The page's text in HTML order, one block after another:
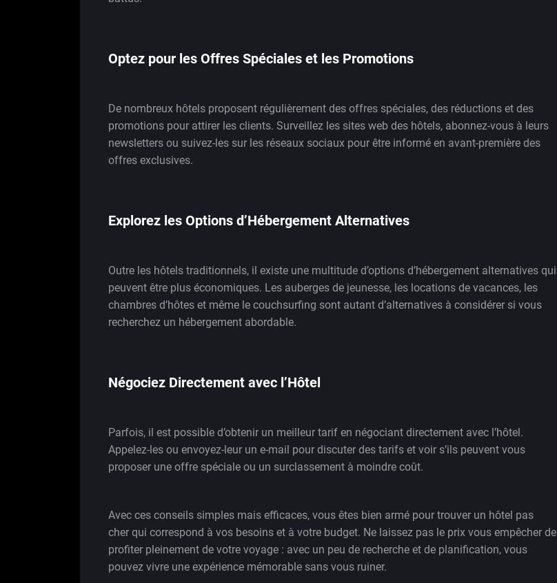
Optez pour les Offres Spéciales et les Promotions
De nombreux hôtels proposent régulièrement des offres spéciales, des réductions et des
promotions pour attirer les clients. Surveillez les sites web des hôtels, abonnez-vous à leurs
newsletters ou suivez-les sur les réseaux sociaux pour être informé en avant-première des
offres exclusives.
Explorez les Options d’Hébergement Alternatives
Outre les hôtels traditionnels, il existe une multitude d’options d’hébergement alternatives qui
peuvent être plus économiques. Les auberges de jeunesse, les locations de vacances, les
chambres d’hôtes et même le couchsurfing sont autant d’alternatives à considérer si vous
recherchez un hébergement abordable.
Négociez Directement avec l’Hôtel
Parfois, il est possible d’obtenir un meilleur tarif en négociant directement avec l’hôtel.
Appelez-les ou envoyez-leur un e-mail pour discuter des tarifs et voir s’ils peuvent vous
proposer une offre spéciale ou un surclassement à moindre coût.
Avec ces conseils simples mais efficaces, vous êtes bien armé pour trouver un hôtel pas
cher qui correspond à vos besoins et à votre budget. Ne laissez pas le prix vous empêcher de
profiter pleinement de votre voyage : avec un peu de recherche et de planification, vous
pouvez vivre une expérience mémorable sans vous ruiner.